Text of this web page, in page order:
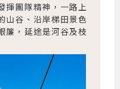
揮團隊精神，一路上
山谷、沿岸梯田景色
簾，延途是河谷及枝